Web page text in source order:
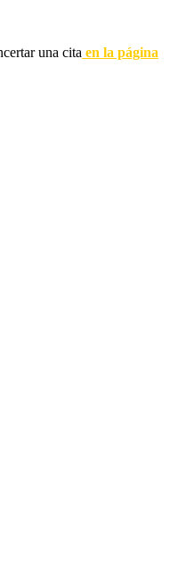
una cita en la página